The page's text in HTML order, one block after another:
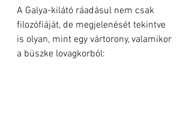
A Galya-kilátó ráadásul nem csak
filozófiáját, de megjelenését tekintve
is olyan, mint egy vártorony, valamikor
a büszke lovagkorból: